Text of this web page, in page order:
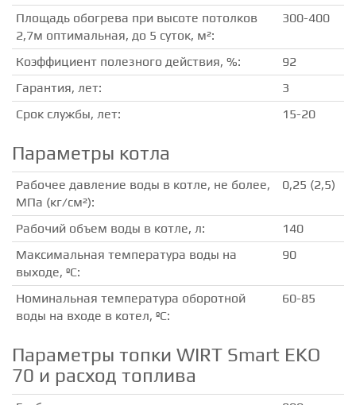
Площадь обогрева при высоте потолков
2,7м оптимальная, до 5 суток, м²:
300-400
Коэффициент полезного действия, %:
92
Гарантия, лет:
3
Срок службы, лет:
15-20
Параметры котла
Рабочее давление воды в котле, не более,
МПа (кг/см²):
0,25 (2,5)
Рабочий объем воды в котле, л:
140
Максимальная температура воды на
выходе, ºС:
90
Номинальная температура оборотной
воды на входе в котел, ºС:
60-85
Параметры топки WIRT Smart EKO
70 и расход топлива